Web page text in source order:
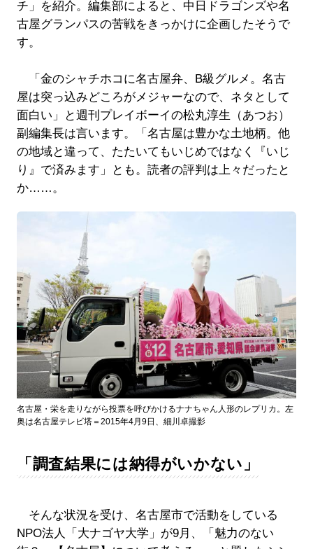
チ」を紹介。編集部によると、中日ドラゴンズや名
古屋グランパスの苦戦をきっかけに企画したそうで
す。
「金のシャチホコに名古屋弁、B級グルメ。名古
屋は突っ込みどころがメジャーなので、ネタとして
面白い」と週刊プレイボーイの松丸淳生（あつお）
副編集長は言います。「名古屋は豊かな土地柄。他
の地域と違って、たたいてもいじめではなく『いじ
り』で済みます」とも。読者の評判は上々だったと
か……。
名古屋・栄を走りながら投票を呼びかけるナナちゃん人形のレプリカ。左
奥は名古屋テレビ塔＝2015年4月9日、細川卓撮影
「調査結果には納得がいかない」
そんな状況を受け、名古屋市で活動をしている
NPO法人「大ナゴヤ大学」が9月、「魅力のない